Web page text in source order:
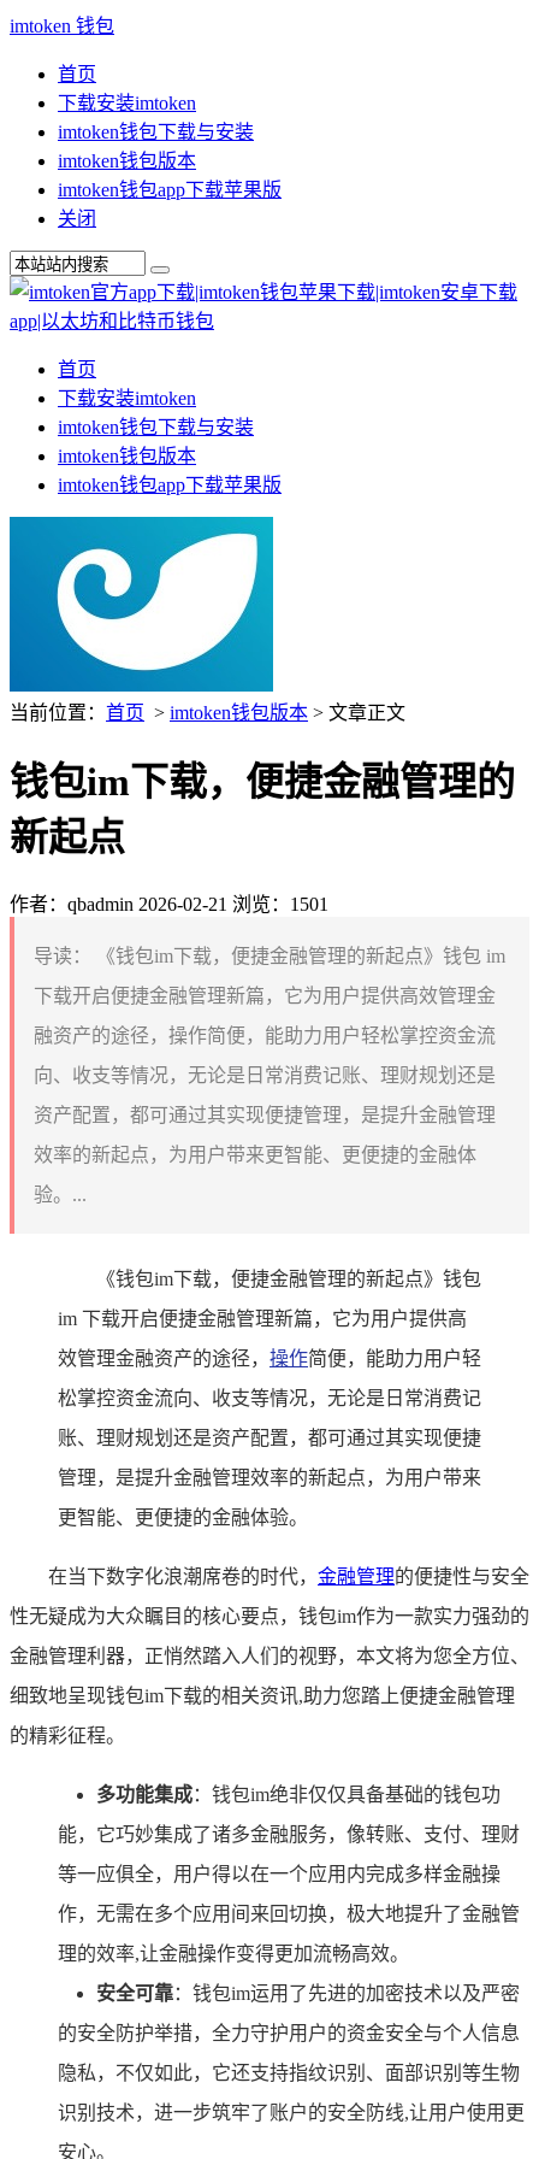
imtoken 钱包
首页
下载安装imtoken
imtoken钱包下载与安装
imtoken钱包版本
imtoken钱包app下载苹果版
关闭
首页
下载安装imtoken
imtoken钱包下载与安装
imtoken钱包版本
imtoken钱包app下载苹果版
当前位置： 首页 > imtoken钱包版本 > 文章正文
钱包im下载，便捷金融管理的
新起点
作者：qbadmin 2026-02-21 浏览：1501
导读：
《钱包im下载，便捷金融管理的新起点》钱包 im
下载开启便捷金融管理新篇，它为用户提供高效管理金
融资产的途径，操作简便，能助力用户轻松掌控资金流
向、收支等情况，无论是日常消费记账、理财规划还是
资产配置，都可通过其实现便捷管理，是提升金融管理
效率的新起点，为用户带来更智能、更便捷的金融体
验。...
《钱包im下载，便捷金融管理的新起点》钱包
im 下载开启便捷金融管理新篇，它为用户提供高
效管理金融资产的途径， 操作简便，能助力用户轻
松掌控资金流向、收支等情况，无论是日常消费记
账、理财规划还是资产配置，都可通过其实现便捷
管理，是提升金融管理效率的新起点，为用户带来
更智能、更便捷的金融体验。
在当下数字化浪潮席卷的时代， 金融管理的便捷性与安全
性无疑成为大众瞩目的核心要点，钱包im作为一款实力强劲的
金融管理利器，正悄然踏入人们的视野，本文将为您全方位、
细致地呈现钱包im下载的相关资讯,助力您踏上便捷金融管理
的精彩征程。
多功能集成：钱包im绝非仅仅具备基础的钱包功
能，它巧妙集成了诸多金融服务，像转账、支付、理财
等一应俱全，用户得以在一个应用内完成多样金融操
作，无需在多个应用间来回切换，极大地提升了金融管
理的效率,让金融操作变得更加流畅高效。
安全可靠：钱包im运用了先进的加密技术以及严密
的安全防护举措，全力守护用户的资金安全与个人信息
隐私，不仅如此，它还支持指纹识别、面部识别等生物
识别技术，进一步筑牢了账户的安全防线,让用户使用更
安心。